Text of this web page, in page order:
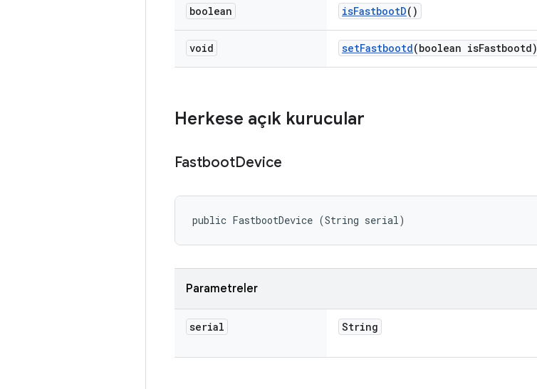
boolean isFastbootD()
void setFastbootd(boolean isFastbootd)
Herkese açık kurucular
FastbootDevice
public FastbootDevice (String serial)
Parametreler
serial String